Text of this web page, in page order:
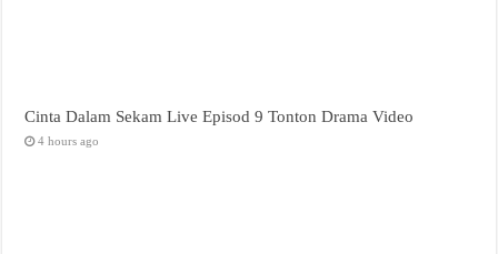
Cinta Dalam Sekam Live Episod 9 Tonton Drama Video
4 hours ago